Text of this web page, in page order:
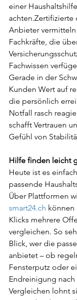
einer
Anbieter
Fachkräfte, die
Fachwissen
Gerade in der
Kunden Wert auf
die persönlich
Notfall rasch
schafft Vertrauen
Gefühl von
Hilfe finden leicht
Heute ist es
passende
Über Plattformen
smart24.ch können
Klicks mehrere
vergleichen. So
Blick, wer die
anbietet – ob
Fensterputz oder
Endreinigung
Vergleichen lohnt